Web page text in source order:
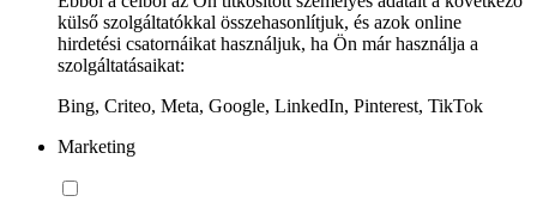
külső szolgáltatókkal összehasonlítjuk, és azok online
hirdetési csatornáikat használjuk, ha Ön már használja a
szolgáltatásaikat:
Bing, Criteo, Meta, Google, LinkedIn, Pinterest, TikTok
Marketing